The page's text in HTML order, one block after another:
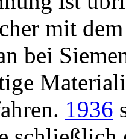
mit
bei
1936